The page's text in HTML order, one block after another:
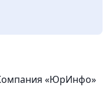
«ЮрИнфо»